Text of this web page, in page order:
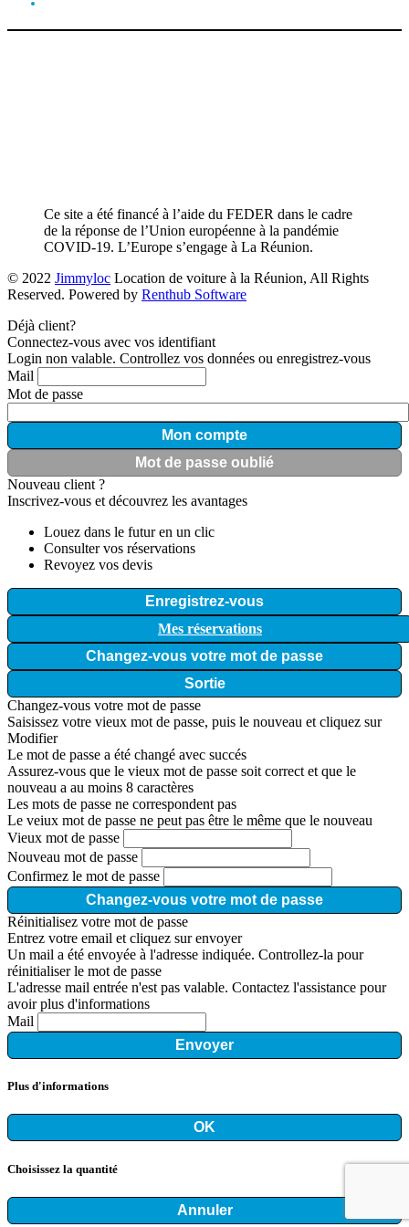
Ce site a été financé à l’aide du FEDER dans le cadre
de la réponse de l’Union européenne à la pandémie
COVID-19. L’Europe s’engage à La Réunion.
© 2022 Jimmyloc Location de voiture à la Réunion, All Rights
Reserved. Powered by Renthub Software
Déjà client?
Connectez-vous avec vos identifiant
Login non valable. Controllez vos données ou enregistrez-vous
Mail
Mot de passe
Mon compte
Mot de passe oublié
Nouveau client ?
Inscrivez-vous et découvrez les avantages
Louez dans le futur en un clic
Consulter vos réservations
Revoyez vos devis
Enregistrez-vous
Mes réservations
Changez-vous votre mot de passe
Sortie
Changez-vous votre mot de passe
Saisissez votre vieux mot de passe, puis le nouveau et cliquez sur
Modifier
Le mot de passe a été changé avec succés
Assurez-vous que le vieux mot de passe soit correct et que le
nouveau a au moins 8 caractères
Les mots de passe ne correspondent pas
Le veiux mot de passe ne peut pas être le même que le nouveau
Vieux mot de passe
Nouveau mot de passe
Confirmez le mot de passe
Changez-vous votre mot de passe
Réinitialisez votre mot de passe
Entrez votre email et cliquez sur envoyer
Un mail a été envoyée à l'adresse indiquée. Controllez-la pour
réinitialiser le mot de passe
L'adresse mail entrée n'est pas valable. Contactez l'assistance pour
avoir plus d'informations
Mail
Envoyer
Plus d'informations
OK
Choisissez la quantité
Annuler